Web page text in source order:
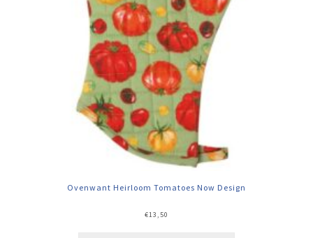
Ovenwant Heirloom Tomatoes Now Design
€13,50